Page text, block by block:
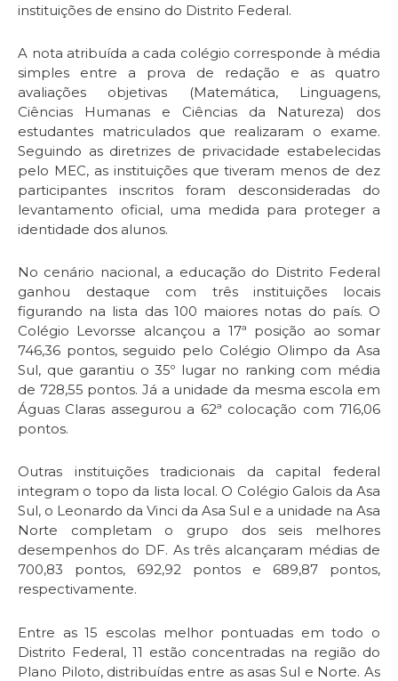
instituições de ensino do Distrito Federal.
A nota atribuída a cada colégio corresponde à média
simples entre a prova de redação e as quatro
avaliações objetivas (Matemática, Linguagens,
Ciências Humanas e Ciências da Natureza) dos
estudantes matriculados que realizaram o exame.
Seguindo as diretrizes de privacidade estabelecidas
pelo MEC, as instituições que tiveram menos de dez
participantes inscritos foram desconsideradas do
levantamento oficial, uma medida para proteger a
identidade dos alunos.
No cenário nacional, a educação do Distrito Federal
ganhou destaque com três instituições locais
figurando na lista das 100 maiores notas do país. O
Colégio Levorsse alcançou a 17ª posição ao somar
746,36 pontos, seguido pelo Colégio Olimpo da Asa
Sul, que garantiu o 35º lugar no ranking com média
de 728,55 pontos. Já a unidade da mesma escola em
Águas Claras assegurou a 62ª colocação com 716,06
pontos.
Outras instituições tradicionais da capital federal
integram o topo da lista local. O Colégio Galois da Asa
Sul, o Leonardo da Vinci da Asa Sul e a unidade na Asa
Norte completam o grupo dos seis melhores
desempenhos do DF. As três alcançaram médias de
700,83 pontos, 692,92 pontos e 689,87 pontos,
respectivamente.
Entre as 15 escolas melhor pontuadas em todo o
Distrito Federal, 11 estão concentradas na região do
Plano Piloto, distribuídas entre as asas Sul e Norte. As